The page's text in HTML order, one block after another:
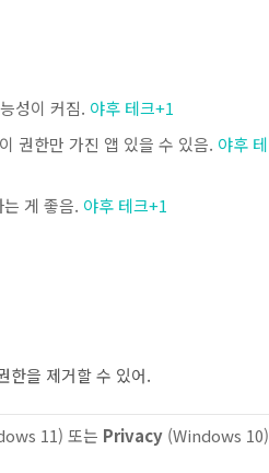
성이 커짐. 야후 테크+1
권한만 가진 앱 있을 수 있음. 야후 테
게 좋음. 야후 테크+1
한을 제거할 수 있어.
11) 또는 Privacy (Windows 10)